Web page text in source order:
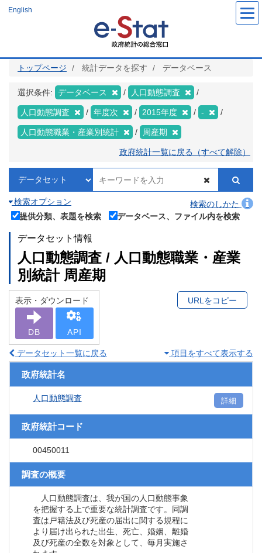
ツ
English
トップページ 統計データを探す データベース
選択条件: データベース 人口動態調査
人口動態調査 年度次 2015年度 -
人口動態職業・産業別統計 周産期
政府統計一覧に戻る（すべて解除）
検索オプション
検索のしかた
提供分類、表題を検索
データベース、ファイル内を検索
データセット情報
人口動態調査 / 人口動態職業・産業
別統計 周産期
表示・ダウンロード
DB API
URLをコピー
データセット一覧に戻る 項目をすべて表示する
政府統計名
人口動態調査 詳細
政府統計コード
00450011
調査の概要
人口動態調査は、我が国の人口動態事象
を把握する上で重要な統計調査です。同調
査は戸籍法及び死産の届出に関する規程に
より届け出られた出生、死亡、婚姻、離婚
及び死産の全数を対象として、毎月実施さ